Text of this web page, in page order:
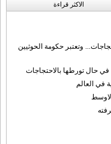
الاکثر قراءة
وتعتبر حكومة الحوثيين
حال تورطها بالاحتجاجات
في العالم